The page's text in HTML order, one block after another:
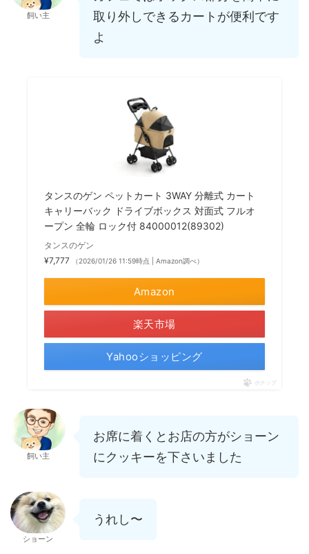
飼い主
取り外しできるカートが便利です
よ
タンスのゲン ペットカート 3WAY 分離式 カート
キャリーバック ドライブボックス 対面式 フルオ
ープン 全輪 ロック付 84000012(89302)
タンスのゲン
¥7,777
（2026/01/26 11:59時点 | Amazon調べ）
Amazon
楽天市場
Yahooショッピング
ポチップ
飼い主
お席に着くとお店の方がショーン
にクッキーを下さいました
ショーン
うれし〜